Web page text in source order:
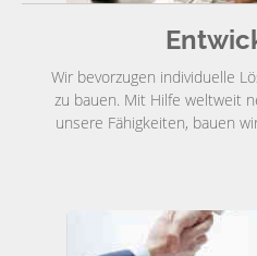
Wir bevorzugen individuelle
zu bauen. Mit Hilfe weltweit
unsere Fähigkeiten, bauen